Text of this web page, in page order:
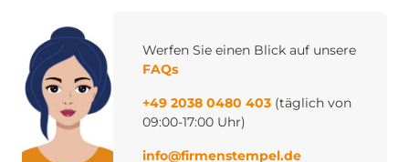
Werfen Sie einen Blick auf unsere
FAQs
+49 2038 0480 403 (täglich von
09:00-17:00 Uhr)
info@firmenstempel.de